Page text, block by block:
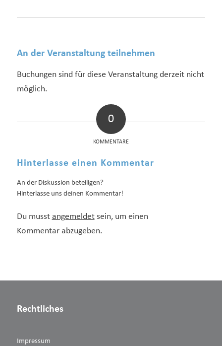
An der Veranstaltung teilnehmen
Buchungen sind für diese Veranstaltung derzeit nicht
möglich.
0
KOMMENTARE
Hinterlasse einen Kommentar
An der Diskussion beteiligen?
Hinterlasse uns deinen Kommentar!
Du musst angemeldetsein, um einen
Kommentar abzugeben.
Rechtliches
Impressum